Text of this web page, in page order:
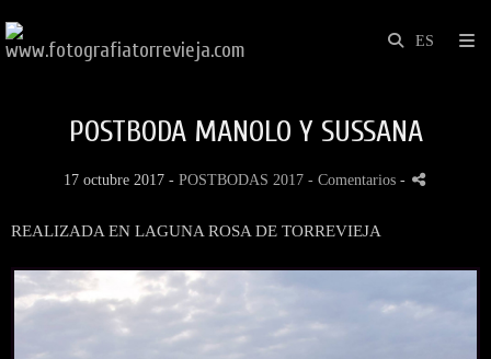
POSTBODA MANOLO Y SUSSANA
17 octubre 2017 - POSTBODAS 2017 - Comentarios -
REALIZADA EN LAGUNA ROSA DE TORREVIEJA